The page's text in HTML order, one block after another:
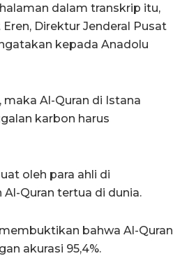
dalam transkrip itu,
Direktur Jenderal Pusat
kepada Anadolu
Al-Quran di Istana
karbon harus
oleh para ahli di
Quran tertua di dunia.
bahwa Al-Quran
akurasi 95,4%.